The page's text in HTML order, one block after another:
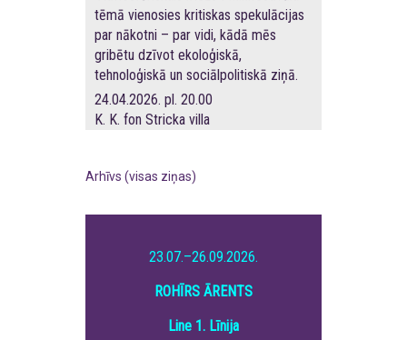
tēmā vienosies kritiskas spekulācijas
par nākotni – par vidi, kādā mēs
gribētu dzīvot ekoloģiskā,
tehnoloģiskā un sociālpolitiskā ziņā.
24.04.2026. pl. 20.00
K. K. fon Stricka villa
Arhīvs (visas ziņas)
23.07.–26.09.2026.
ROHĪRS ĀRENTS
Line 1. Līnija